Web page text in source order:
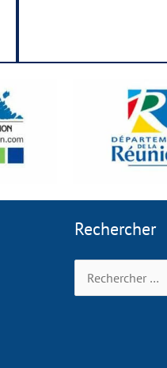
Rechercher
Rechercher :